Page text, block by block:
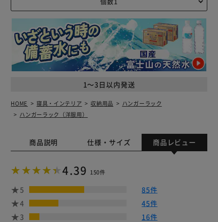
1～3日以内発送
HOME 寝具・インテリア 収納用品
ハンガーラック
ハンガーラック（洋服用）
商品説明 仕様・サイズ 商品レビュー
4.39 150件
5
85件
4
45件
3
16件